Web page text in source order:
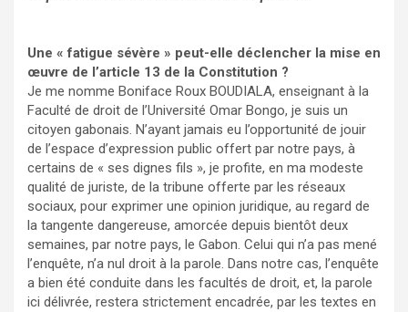
Une « fatigue sévère » peut-elle déclencher la mise en
œuvre de l’article 13 de la Constitution ?
Je me nomme Boniface Roux BOUDIALA, enseignant à la
Faculté de droit de l’Université Omar Bongo, je suis un
citoyen gabonais. N’ayant jamais eu l’opportunité de jouir
de l’espace d’expression public offert par notre pays, à
certains de « ses dignes fils », je profite, en ma modeste
qualité de juriste, de la tribune offerte par les réseaux
sociaux, pour exprimer une opinion juridique, au regard de
la tangente dangereuse, amorcée depuis bientôt deux
semaines, par notre pays, le Gabon. Celui qui n’a pas mené
l’enquête, n’a nul droit à la parole. Dans notre cas, l’enquête
a bien été conduite dans les facultés de droit, et, la parole
ici délivrée, restera strictement encadrée, par les textes en